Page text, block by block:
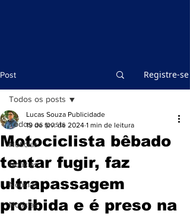
Post Registre-se
Todos os posts
Notícias
Notícias
Notícias
Notícias
Todos os posts
Motociclista bêbado
tentar fugir, faz
ultrapassagem
proibida e é preso na
Lucas Souza Publicidade
19 de fev. de 2024 1 min de leitura